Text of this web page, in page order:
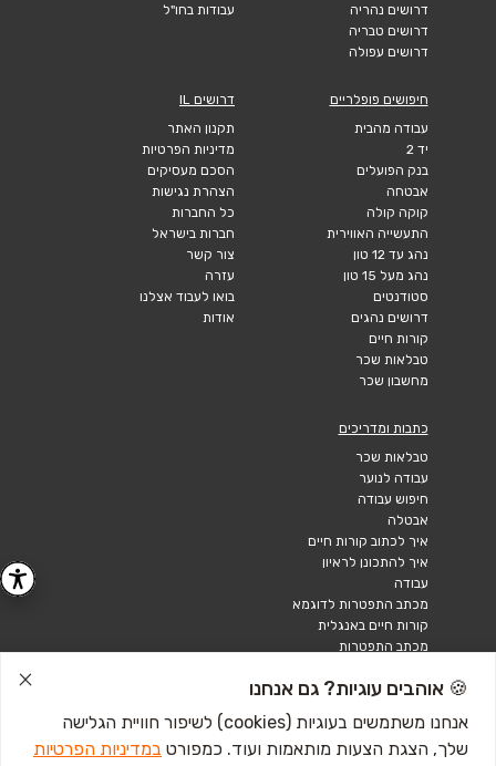
דרושים נהריה
דרושים טבריה
דרושים עפולה
עבודות בחו"ל
חיפושים פופלריים
עבודה מהבית
יד 2
בנק הפועלים
אבטחה
קוקה קולה
התעשייה האווירית
נהג עד 12 טון
נהג מעל 15 טון
סטודנטים
דרושים נהגים
קורות חיים
טבלאות שכר
מחשבון שכר
דרושים IL
תקנון האתר
מדיניות הפרטיות
הסכם מעסיקים
הצהרת נגישות
כל החברות
חברות בישראל
צור קשר
עזרה
בואו לעבוד אצלנו
אודות
כתבות ומדריכים
טבלאות שכר
עבודה לנוער
חיפוש עבודה
אבטלה
איך לכתוב קורות חיים
איך להתכונן לראיון
עבודה
מכתב התפטרות לדוגמא
קורות חיים באנגלית
מכתב התפטרות
🍪 אוהבים עוגיות? גם אנחנו
אנחנו משתמשים בעוגיות (cookies) לשיפור חוויית הגלישה
שלך, הצגת הצעות מותאמות ועוד. כמפורט במדיניות הפרטיות